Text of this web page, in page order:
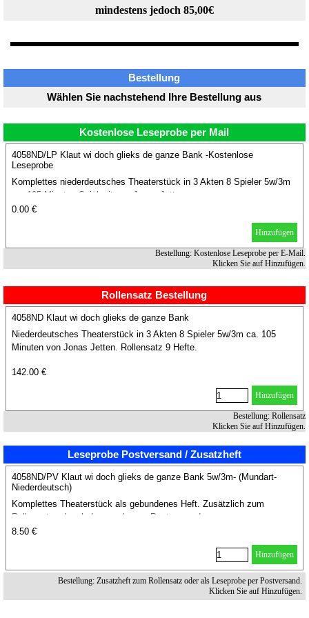
mindestens jedoch 85,00€
Bestellung
Wählen Sie nachstehend Ihre Bestellung aus
Kostenlose Leseprobe per Mail
4058ND/LP Klaut wi doch glieks de ganze Bank -Kostenlose
Leseprobe
Komplettes niederdeutsches Theaterstück in 3 Akten 8 Spieler 5w/3m
ca. 105 Minuten Spielzeit von Jonas Jetten.
0.00 €
Hinzufügen
Bestellung: Kostenlose Leseprobe per E-Mail.
Klicken Sie auf Hinzufügen.
Rollensatz Bestellung
4058ND Klaut wi doch glieks de ganze Bank
Niederdeutsches Theaterstück in 3 Akten 8 Spieler 5w/3m ca. 105
Minuten von Jonas Jetten. Rollensatz 9 Hefte.
142.00 €
Hinzufügen
Bestellung: Rollensatz
Klicken Sie auf Hinzufügen.
Leseprobe Postversand / Zusatzheft
4058ND/PV Klaut wi doch glieks de ganze Bank 5w/3m- (Mundart-
Niederdeutsch)
Komplettes Theaterstück als gebundenes Heft. Zusätzlich zum
Rollensatz oder als Leseprobe per Postversand.
8.50 €
Hinzufügen
Bestellung: Zusatzheft zum Rollensatz oder als Leseprobe per Postversand.
Klicken Sie auf Hinzufügen.